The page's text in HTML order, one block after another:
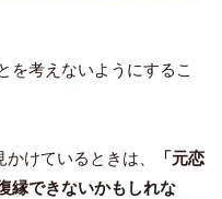
を考えないようにするこ
けているときは、
「元恋
縁できないかもしれな